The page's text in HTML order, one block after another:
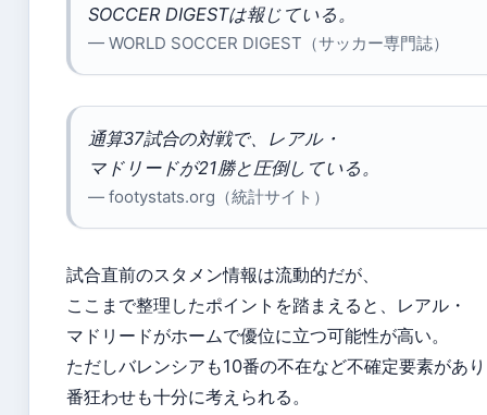
SOCCER DIGESTは報じている。
— WORLD SOCCER DIGEST（サッカー専門誌）
通算37試合の対戦で、レアル・
マドリードが21勝と圧倒している。
— footystats.org（統計サイト）
試合直前のスタメン情報は流動的だが、
ここまで整理したポイントを踏まえると、レアル・
マドリードがホームで優位に立つ可能性が高い。
ただしバレンシアも10番の不在など不確定要素があ
番狂わせも十分に考えられる。